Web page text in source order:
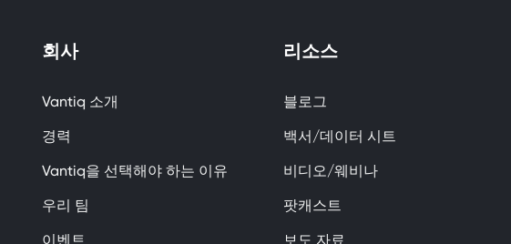
회사
Vantiq 소개
경력
Vantiq을 선택해야 하는 이유
우리 팀
이벤트
리소스
블로그
백서/데이터 시트
비디오/웨비나
팟캐스트
보도 자료